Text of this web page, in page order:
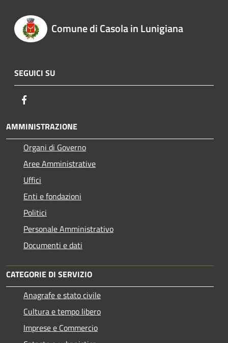
Comune di Casola in Lunigiana
SEGUICI SU
AMMINISTRAZIONE
Organi di Governo
Aree Amministrative
Uffici
Enti e fondazioni
Politici
Personale Amministrativo
Documenti e dati
CATEGORIE DI SERVIZIO
Anagrafe e stato civile
Cultura e tempo libero
Imprese e Commercio